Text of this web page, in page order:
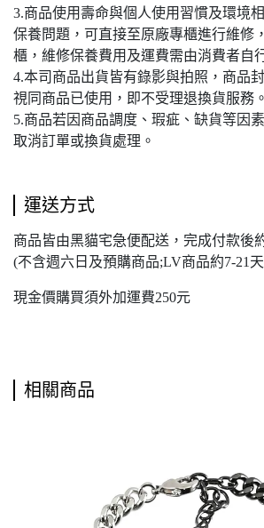
3.商品使用壽命與個人使用習慣及環境
保養問題，可直接至原廠專櫃進行維修
櫃，維修保養費用及運費需由消費者自
4.本司商品出貨皆有錄影與拍照，商品
視同商品已使用，即不受理退換貨服務。
5.商品若因商品調度、瑕疵、缺貨等因
取消訂單或換貨處理。
運送方式
商品皆由黑貓宅急便配送，完成付款後
(不含週六日及預購商品;LV商品約7-21
現金價購買須外加運費250元
相關商品